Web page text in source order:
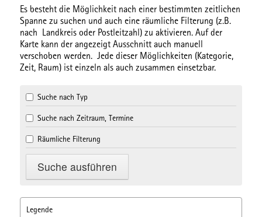
Es besteht die Möglichkeit nach einer bestimmten zeitlichen
Spannezu suchen und auch eine räumliche Filterung (z.B.
nach Landkreis oder Postleitzahl) zu aktivieren. Auf der
Karte kann der angezeigt Ausschnitt auch manuell
verschoben werden. Jede dieser Möglichkeiten (Kategorie,
Zeit, Raum) ist einzeln als auch zusammen einsetzbar.
Suche nach Typ
Suche nach Zeitraum, Termine
Räumliche Filterung
Legende